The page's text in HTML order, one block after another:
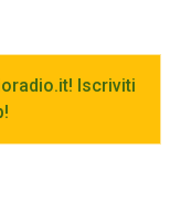
Iscriviti